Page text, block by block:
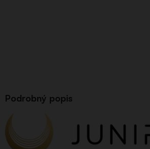
Podrobný popis